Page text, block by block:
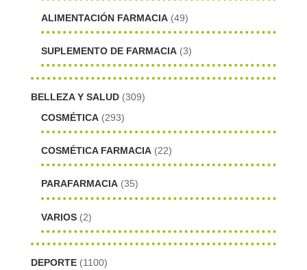
ALIMENTACIÓN FARMACIA (49)
SUPLEMENTO DE FARMACIA (3)
BELLEZA Y SALUD (309)
COSMÉTICA (293)
COSMÉTICA FARMACIA (22)
PARAFARMACIA (35)
VARIOS (2)
DEPORTE (1100)